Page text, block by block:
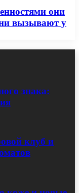
они
вызывают у
знака:
клуб и